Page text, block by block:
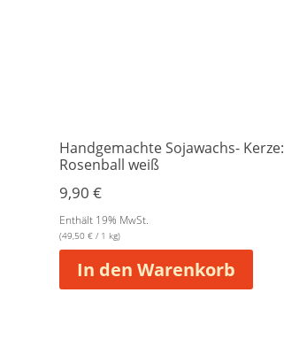
Handgemachte Sojawachs- Kerze:
Rosenball weiß
9,90 €
Enthält 19% MwSt.
(49,50 € / 1 kg)
In den Warenkorb